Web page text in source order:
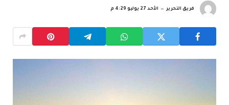
فريق التحرير الأحد 27 يوليو 4:29 م